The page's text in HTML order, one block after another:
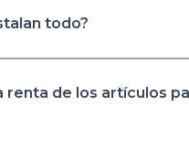
todo?
renta de los artículos